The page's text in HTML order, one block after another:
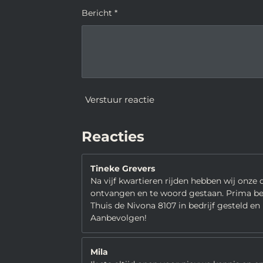
Bericht *
Verstuur reactie
Reacties
Tineke Grevers
Na vijf kwartieren rijden hebben wij onze
ontvangen en te woord gestaan. Prima
Thuis de Nivona 8107 in bedrijf gesteld
Aanbevolgen!
Mila